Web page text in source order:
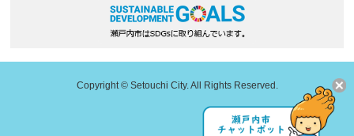
Copyright © Setouchi City. All Rights Reserved.